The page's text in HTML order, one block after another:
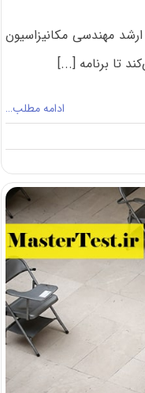
مهندسی مکانیزاسیون
تا برنامه [...]
ادامه مطلب…